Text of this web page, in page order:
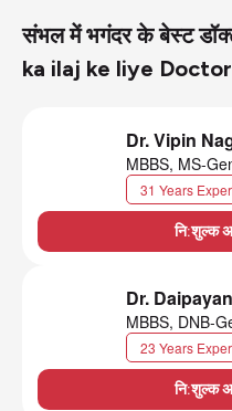
संभल में भगंदर के बेस्ट
ka ilaj ke liye Doctor
Dr. Vipin
MBBS, MS-
31 Years
नि:शुल्क
Dr.
MBBS, DNB-
23 Years
नि:शुल्क